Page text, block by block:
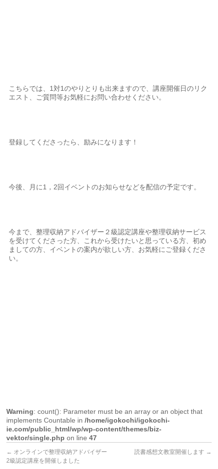
こちらでは、1対1のやりとりも出来ますので、講座開催日のリク
エスト、ご質問等お気軽にお問い合わせください。
登録してくださったら、励みになります！
今後、月に1，2回イベントのお知らせなどを配信の予定です。
今まで、整理収納アドバイザー２級認定講座や整理収納サービス
を受けてくださった方、これから受けたいと思っている方、初め
ましての方、イベントの案内が欲しい方、お気軽にご登録くださ
い。
Warning: count(): Parameter must be an array or an object that
implements Countable in/home/igokochi/igokochi-
ie.com/public_html/wp/wp-content/themes/biz-
vektor/single.php on line47
← オンラインで整理収納アドバイザー
2級認定講座を開催しました
読書感想文教室開催します →